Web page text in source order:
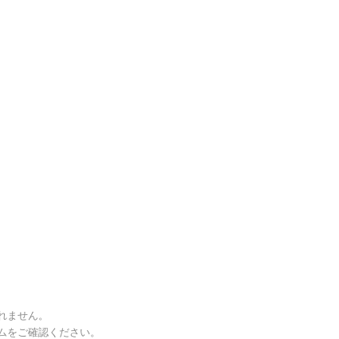
せん。
ご確認ください。